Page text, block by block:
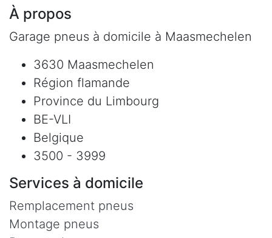
À propos
Garage pneus à domicile à Maasmechelen
3630 Maasmechelen
Région flamande
Province du Limbourg
BE-VLI
Belgique
3500 - 3999
Services à domicile
Remplacement pneus
Montage pneus